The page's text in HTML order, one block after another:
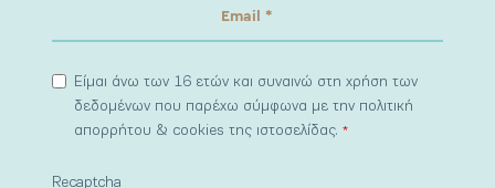
Είμαι άνω των 16 ετών και συναινώ στη χρήση των
δεδομένων που παρέχω σύμφωνα με την πολιτική
απορρήτου & cookies της ιστοσελίδας.*
Recaptcha